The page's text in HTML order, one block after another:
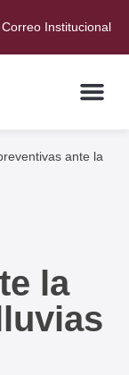
Correo Institucional
ante la
la